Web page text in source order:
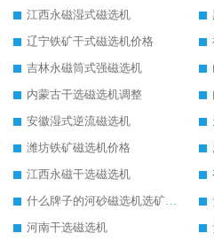
江西永磁湿式磁选机
辽宁铁矿干式磁选机价格
吉林永磁筒式强磁选机
内蒙古干选磁选机调整
安徽湿式逆流磁选机
潍坊铁矿磁选机价格
江西永磁干选磁选机
什么牌子的河砂磁选机选矿效果好
河南干选磁选机